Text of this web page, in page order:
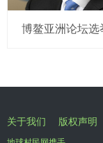
关于我们 版权声明